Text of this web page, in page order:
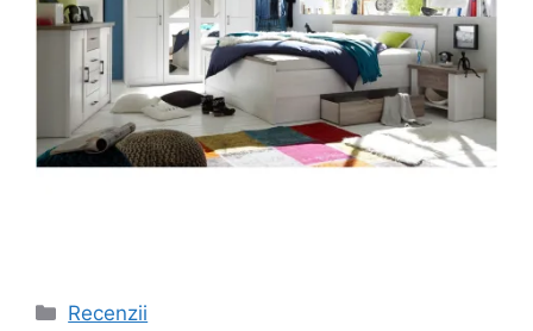
Categorii
Recenzii